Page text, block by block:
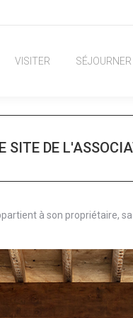
VISITER SÉJOURNER
SITE DE
à son propriétaire,